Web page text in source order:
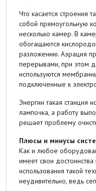
Что касается строения
собой прямоугольную
несколько камер. В
обогащаются
разложению. Аэрация
перерывами, при этом
используются
подключенные к
Энергии такая станция
лампочка, а работу
решает проблему
Плюсы и минусы
Как и любое
имеет свои
использования такой
неудивительно, ведь